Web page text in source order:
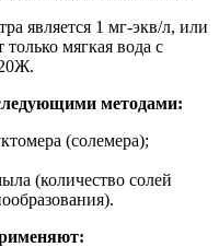
является 1 мг-экв/л, или
мягкая вода с
методами:
(солемера);
(количество солей